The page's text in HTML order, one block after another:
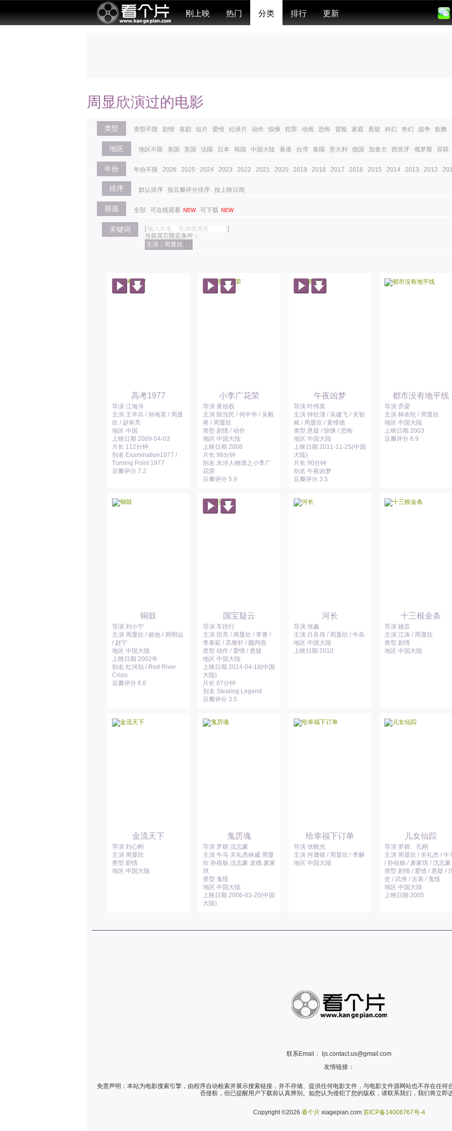
刚上映 热门 分类 排行 更新
周显欣演过的电影
类型 类型不限 剧情 喜剧 短片 爱情 纪录片 动作 惊悚 犯罪 动画 恐怖 冒险 家庭 悬疑 科幻 奇幻 战争 歌舞
地区 地区不限 美国 英国 法国 日本 韩国 中国大陆 香港 台湾 泰国 意大利 德国 加拿大 西班牙 俄罗斯 苏联
年份 年份不限 2026 2025 2024 2023 2022 2021 2020 2019 2018 2017 2016 2015 2014 2013 2012
排序 默认排序 按豆瓣评分排序 按上映日期
筛选 全部 可在线观看 NEW 可下载 NEW
关键词 [
]
当前其它限定条件：
主演：周显欣 X
高考1977
导演 江海洋
主演 王学兵 / 孙海英 / 周显
欣 / 赵有亮
地区 中国
上映日期 2009-04-03
片长 112分钟
别名 Examination1977 /
Turning Point 1977
豆瓣评分 7.2
小李广花荣
导演 黄祖权
主演 陈浩民 / 何中华 / 吴毅
将 / 周显欣
类型 剧情 / 动作
地区 中国大陆
上映日期 2008
片长 98分钟
别名 水浒人物谱之小李广
花荣
豆瓣评分 5.9
午夜凶梦
导演 叶伟英
主演 钟欣潼 / 吴建飞 / 关智
斌 / 周显欣 / 黄维德
类型 悬疑 / 惊悚 / 恐怖
地区 中国大陆
上映日期 2011-11-25(中国
大陆)
片长 90分钟
别名 午夜凶梦
豆瓣评分 3.5
都市没有地平线
导演 乔梁
主演 林依轮 / 周显欣
地区 中国大陆
上映日期 2003
豆瓣评分 6.9
铜鼓
导演 刘小宁
主演 周显欣 / 姬他 / 周明汕
/ 赵宁
地区 中国大陆
上映日期 2002年
别名 红河劫 / Red River
Crisis
豆瓣评分 6.6
国宝疑云
导演 车径行
主演 田亮 / 周显欣 / 李菁 /
李泰延 / 高雅轩 / 颜丙燕
类型 动作 / 爱情 / 悬疑
地区 中国大陆
上映日期 2014-04-18(中国
大陆)
片长 87分钟
别名 Stealing Legend
豆瓣评分 3.5
河长
导演 张鑫
主演 吕良伟 / 周显欣 / 牛犇
地区 中国大陆
上映日期 2010
十三根金条
导演 姚言
主演 江涛 / 周显欣
类型 剧情
地区 中国大陆
金流天下
导演 刘心刚
主演 周显欣
类型 剧情
地区 中国大陆
鬼厉魂
导演 罗棋 沈志豪
主演 午马 关礼杰林威 周显
欣 孙祖杨 沈志豪 龙德 麦家
琪
类型 鬼怪
地区 中国大陆
上映日期 2006-03-20(中国
大陆)
给幸福下订单
导演 张晓光
主演 何晟铭 / 周显欣 / 李解
地区 中国大陆
儿女仙踪
导演 罗棋、孔刚
主演 周显欣 / 关礼杰 / 午
/ 孙祖杨 / 麦家琪 / 沈志豪
类型 剧情 / 爱情 / 悬疑 /
史 / 武侠 / 古装 / 鬼怪
地区 中国大陆
上映日期 2005
联系Email：
ljs.contact.us@gmail.com
友情链接：
免责声明：本站为电影搜索引擎，由程序自动检索并展示搜索链接，并不存储、提供任何电影文件，与电影文件源网站也不存在任
否侵权，但已提醒用户下载前认真辨别。如您认为侵犯了您的版权，请联系我们，我们将立即
Copyright ©2026 看个片xiagepian.com 苏ICP备14006767号-4